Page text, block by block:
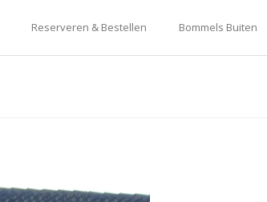
Reserveren & Bestellen Bommels Buiten